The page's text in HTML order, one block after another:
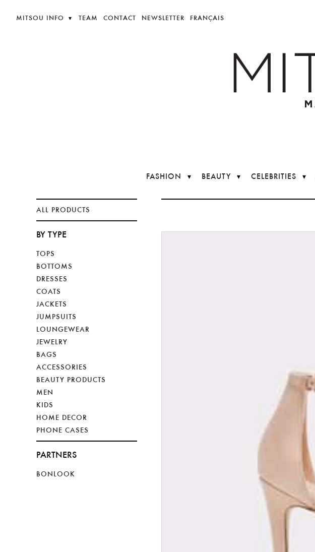
MITSOU INFO TEAM CONTACT NEWSLETTER FRANÇAIS
FASHION BEAUTY CELEBRITIES
ALL PRODUCTS
BY TYPE
TOPS
BOTTOMS
DRESSES
COATS
JACKETS
JUMPSUITS
LOUNGEWEAR
JEWELRY
BAGS
ACCESSORIES
BEAUTY PRODUCTS
MEN
KIDS
HOME DECOR
PHONE CASES
PARTNERS
BONLOOK